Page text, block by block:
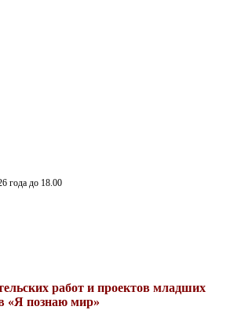
года до 18.00
работ и проектов младших
«Я познаю мир»